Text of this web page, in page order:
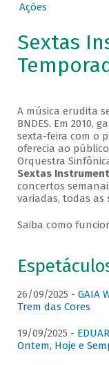
Ações
Sextas
A música erudita
BNDES. Em 2010,
sexta-feira com o
oferecia ao
Orquestra
Sextas
concertos
variadas, todas as
Saiba como
26/09/2025 - GAIA
Trem das Cores
19/09/2025 -
Ontem, Hoje e